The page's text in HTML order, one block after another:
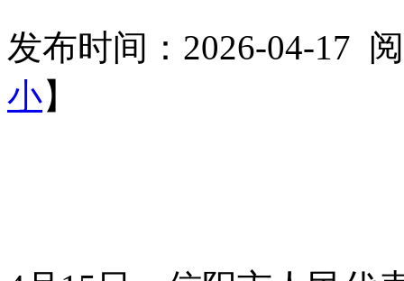
发布时间：2026-04-17
小】